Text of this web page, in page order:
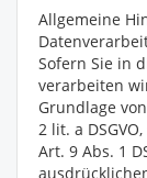
Allgemeine
Sofern Sie in
verarbeiten
Grundlage
2 lit. a
Art. 9 Abs. 1